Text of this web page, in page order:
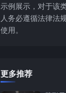
示例展示，对于该
人务必遵循法律法
使用。
更多推荐